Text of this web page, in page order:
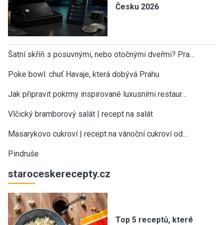
Česku 2026
Šatní skříň s posuvnými, nebo otočnými dveřmi? Pra…
Poke bowl: chuť Havaje, která dobývá Prahu
Jak připravit pokrmy inspirované luxusními restaur…
Vlčický bramborový salát | recept na salát
Masarykovo cukroví | recept na vánoční cukroví od…
Pindruše
staroceskerecepty.cz
Top 5 receptů, které